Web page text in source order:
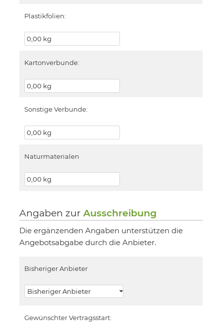
Plastikfolien:
Kartonverbunde:
Sonstige Verbunde:
Naturmaterialen
Angaben zur Ausschreibung
Die ergänzenden Angaben unterstützen die
Angebotsabgabe durch die Anbieter.
Bisheriger Anbieter
Gewünschter Vertragsstart: